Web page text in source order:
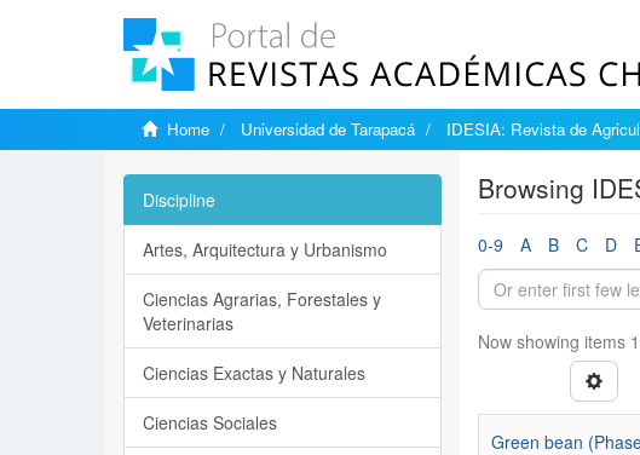
Home Universidad de Tarapacá IDESIA: Revista de
Browsing
0-9 A B C D
Now showing items
Green bean
Discipline
Artes, Arquitectura y Urbanismo
Ciencias Agrarias, Forestales y
Veterinarias
Ciencias Exactas y Naturales
Ciencias Sociales